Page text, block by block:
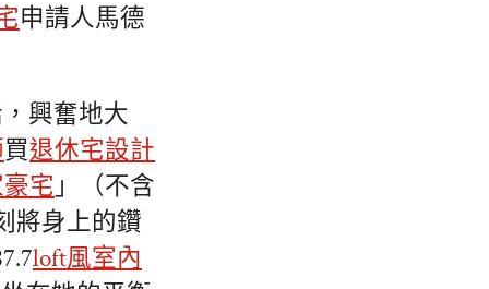
申請人馬德
興奮地大
買退休宅設計
宅」（不含
將身上的鑽
loft風室內